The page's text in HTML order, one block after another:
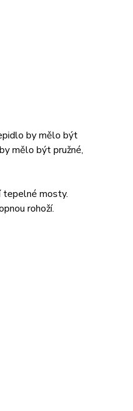
by mělo být
mělo být pružné,
tepelné mosty.
rohoží.